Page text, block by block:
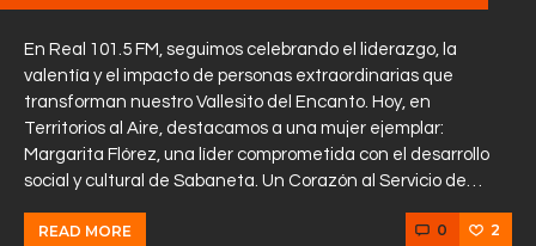
En Real 101.5 FM, seguimos celebrando el liderazgo, la
valentía y el impacto de personas extraordinarias que
transforman nuestro Vallesito del Encanto. Hoy, en
Territorios al Aire, destacamos a una mujer ejemplar:
Margarita Flórez, una líder comprometida con el desarrollo
social y cultural de Sabaneta. Un Corazón al Servicio de…
READ MORE 0 2